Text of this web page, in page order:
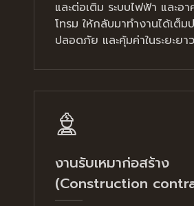
และต่อเติม ระบบไฟฟ้า และอ
โทรม ให้กลับมาทำงานได้เต็ม
ปลอดภัย และคุ้มค่าในระยะยาว
งานรับเหมาก่อสร้าง
(Construction